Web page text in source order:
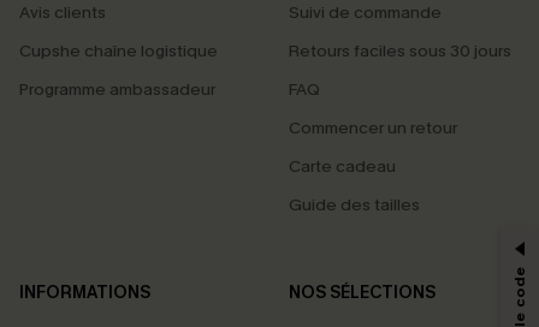
Avis clients
Cupshe chaîne logistique
Programme ambassadeur
Suivi de commande
Retours faciles sous 30 jours
FAQ
Commencer un retour
Carte cadeau
Guide des tailles
INFORMATIONS
NOS SÉLECTIONS
PROFITEZ DE -15%